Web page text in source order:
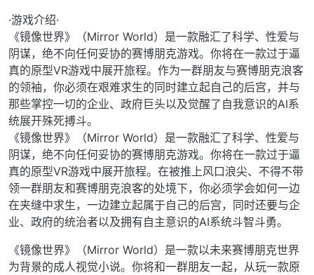
·游戏介绍·
《镜像世界》（Mirror World）是一款融汇了科学、性爱与
阴谋，绝不向任何妥协的赛博朋克游戏。你将在一款过于逼
真的原型VR游戏中展开旅程。作为一群朋友与赛博朋克浪客
的领袖，你必须在艰难求生的同时建立起自己的后宫，并与
那些掌控一切的企业、政府巨头以及觉醒了自我意识的AI系
统展开殊死搏斗。
《镜像世界》（Mirror World）是一款融汇了科学、性爱与
阴谋，绝不向任何妥协的赛博朋克游戏。你将在一款过于逼
真的原型VR游戏中展开旅程。在被推上风口浪尖、不得不带
领一群朋友和赛博朋克浪客的处境下，你必须学会如何一边
在夹缝中求生，一边建立起属于自己的后宫，同时还要与企
业、政府的统治者以及拥有自主意识的AI系统斗智斗勇。
《镜像世界》（Mirror World）是一款以未来赛博朋克世界
为背景的成人视觉小说。你将和一群朋友一起，从玩一款原